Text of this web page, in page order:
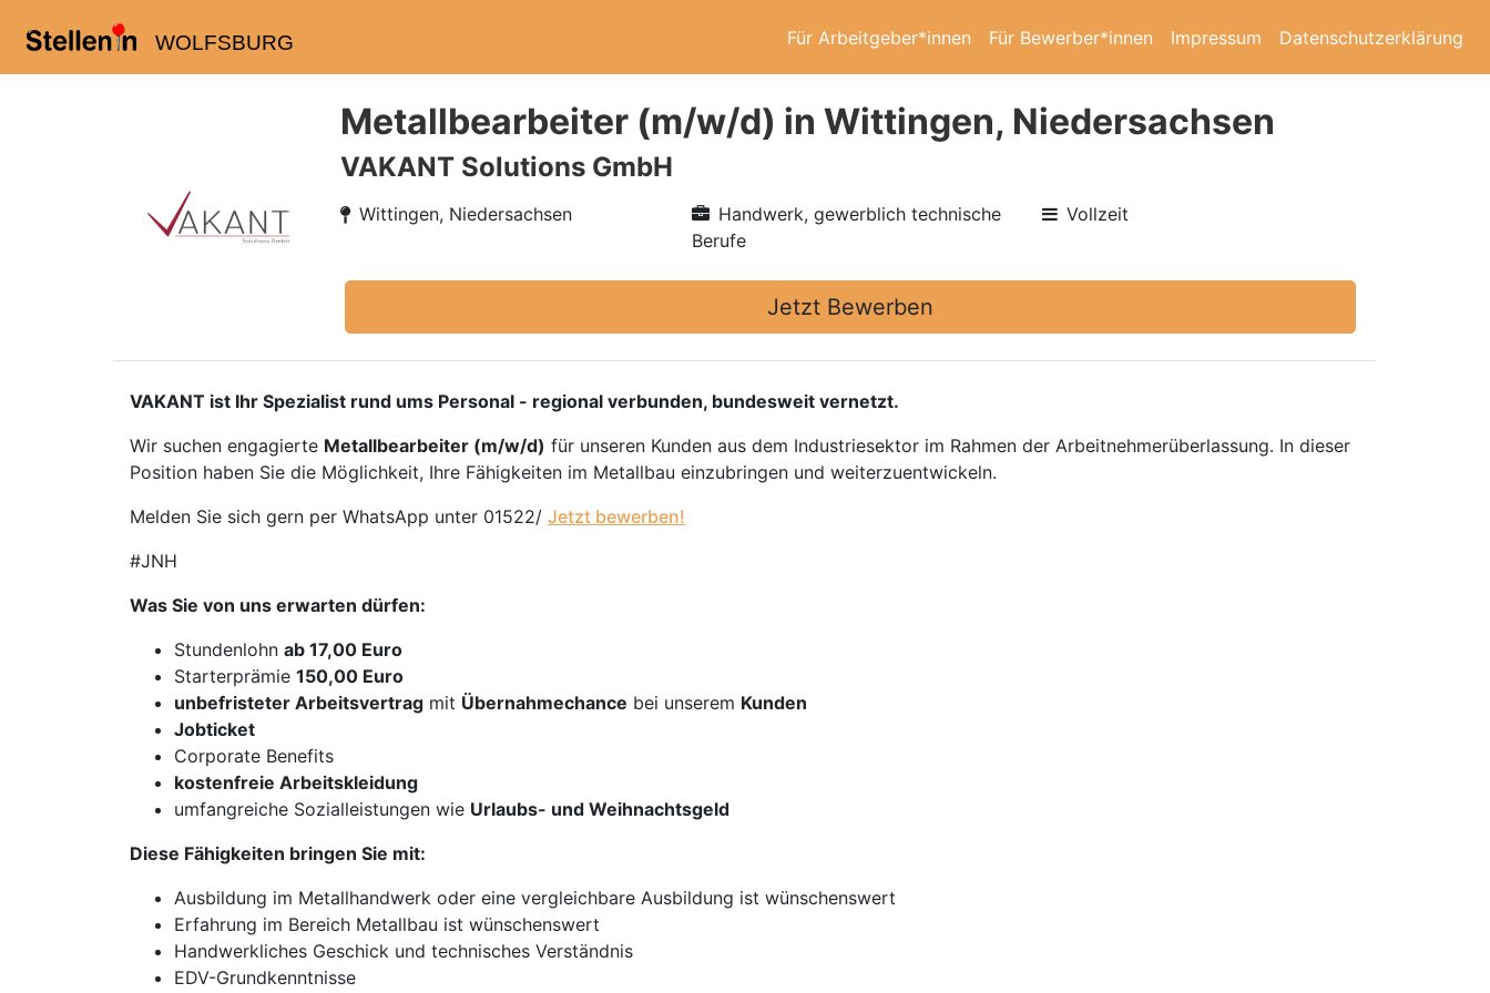
WOLFSBURG Für Arbeitgeber*innen Für Bewerber*innen Impressum Datenschutzerklärung
Metallbearbeiter (m/w/d) in Wittingen, Niedersachsen
VAKANT Solutions GmbH
Wittingen, Niedersachsen
Handwerk, gewerblich technische
Berufe
Vollzeit
Jetzt Bewerben
VAKANT ist Ihr Spezialist rund ums Personal - regional verbunden, bundesweit vernetzt.
Wir suchen engagierte Metallbearbeiter (m/w/d) für unseren Kunden aus dem Industriesektor im Rahmen der Arbeitnehmerüberlassung. In dieser
Position haben Sie die Möglichkeit, Ihre Fähigkeiten im Metallbau einzubringen und weiterzuentwickeln.
Melden Sie sich gern per WhatsApp unter 01522/ Jetzt bewerben!
#JNH
Was Sie von uns erwarten dürfen:
Stundenlohn ab 17,00 Euro
Starterprämie 150,00 Euro
unbefristeter Arbeitsvertrag mit Übernahmechance bei unserem Kunden
Jobticket
Corporate Benefits
kostenfreie Arbeitskleidung
umfangreiche Sozialleistungen wie Urlaubs- und Weihnachtsgeld
Diese Fähigkeiten bringen Sie mit:
Ausbildung im Metallhandwerk oder eine vergleichbare Ausbildung ist wünschenswert
Erfahrung im Bereich Metallbau ist wünschenswert
Handwerkliches Geschick und technisches Verständnis
EDV-Grundkenntnisse